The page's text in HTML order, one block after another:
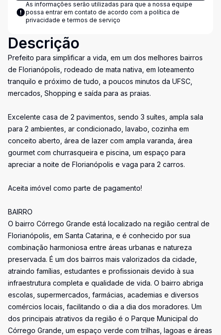
As informações serão utilizadas para que a nossa equipe
possa entrar em contato de acordo com a política de
privacidade e termos de serviço
Descrição
Prefeito para simplificar a vida, em um dos melhores bairros
de Florianópolis, rodeado de mata nativa, em loteamento
tranquilo e próximo de tudo, a poucos minutos da UFSC,
mercados, Shopping e saída para as praias.
Excelente casa de 2 pavimentos, sendo 3 suítes, ampla sala
para 2 ambientes, ar condicionado, lavabo, cozinha em
conceito aberto, área de lazer com ampla varanda, área
gourmet com churrasqueira e piscina, um espaço para
apreciar a noite de Florianópolis e vaga para 2 carros.
Aceita imóvel como parte de pagamento!
BAIRRO
O bairro Córrego Grande está localizado na região central de
Florianópolis, em Santa Catarina, e é conhecido por sua
combinação harmoniosa entre áreas urbanas e natureza
preservada. É um dos bairros mais valorizados da cidade,
atraindo famílias, estudantes e profissionais devido à sua
infraestrutura completa e qualidade de vida. O bairro abriga
escolas, supermercados, farmácias, academias e diversos
comércios locais, facilitando o dia a dia dos moradores. Um
dos principais atrativos da região é o Parque Municipal do
Córrego Grande, um espaço verde com trilhas, lagoas e áreas